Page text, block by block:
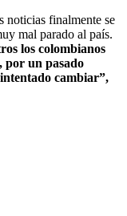
noticias finalmente se
mal parado al país.
los colombianos
por un pasado
cambiar”,